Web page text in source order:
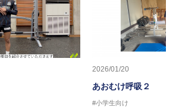
2026/01/20
あおむけ呼吸２
#小学生向け